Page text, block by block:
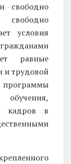
свободно
условия
равные
и трудовой
обучения,
кадров в